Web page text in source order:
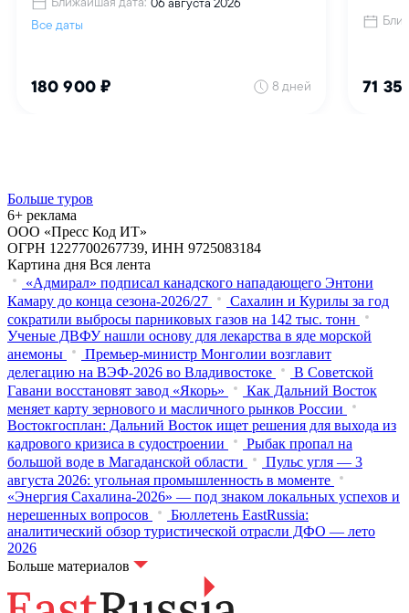
Больше туров
6+ реклама
ООО «Пресс Код ИТ»
ОГРН 1227700267739, ИНН 9725083184
Картина дня Вся лента
«Адмирал» подписал канадского нападающего Энтони
Камару до конца сезона-2026/27
Сахалин и Курилы за год
сократили выбросы парниковых газов на 142 тыс. тонн
Ученые ДВФУ нашли основу для лекарства в яде морской
анемоны
Премьер-министр Монголии возглавит
делегацию на ВЭФ‑2026 во Владивостоке
В Советской
Гавани восстановят завод «Якорь»
Как Дальний Восток
меняет карту зернового и масличного рынков России
Востокгосплан: Дальний Восток ищет решения для выхода из
кадрового кризиса в судостроении
Рыбак пропал на
большой воде в Магаданской области
Пульс угля — 3
августа 2026: угольная промышленность в моменте
«Энергия Сахалина-2026» — под знаком локальных успехов и
нерешенных вопросов
Бюллетень EastRussia:
аналитический обзор туристической отрасли ДФО — лето
2026
Больше материалов